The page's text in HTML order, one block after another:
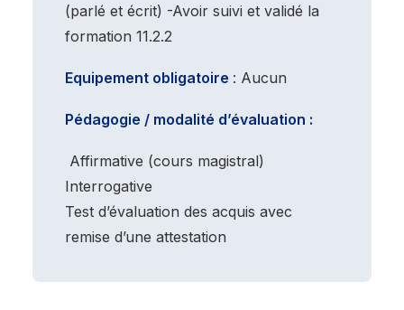
(parlé et écrit) -Avoir suivi et validé la
formation 11.2.2
Equipement obligatoire : Aucun
Pédagogie / modalité d’évaluation :
Affirmative (cours magistral)
Interrogative
Test d’évaluation des acquis avec
remise d’une attestation